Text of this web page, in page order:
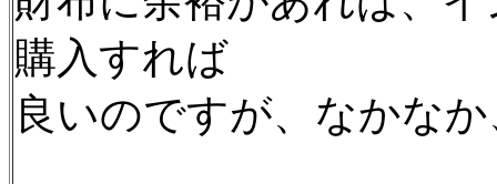
購入すれば
良いのですが、なかな